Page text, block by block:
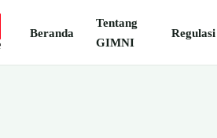
Beranda
Tentang
GIMNI
Regulasi